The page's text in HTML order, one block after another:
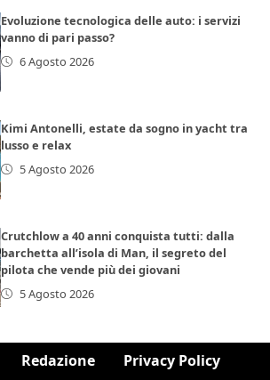
Evoluzione tecnologica delle auto: i servizi
vanno di pari passo?
6 Agosto 2026
Kimi Antonelli, estate da sogno in yacht tra
lusso e relax
5 Agosto 2026
Crutchlow a 40 anni conquista tutti: dalla
barchetta all’isola di Man, il segreto del
pilota che vende più dei giovani
5 Agosto 2026
Redazione Privacy Policy